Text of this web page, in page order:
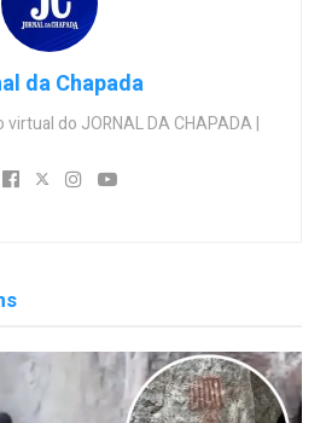
da Chapada
virtual do JORNAL DA CHAPADA |